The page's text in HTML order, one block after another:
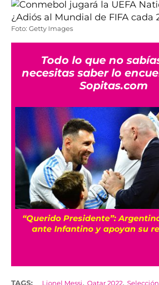
Foto: Getty Images
Todo lo que no
necesitas saber lo
Sopitas.com
“Querido Presidente”:
ante Infantino y apoyan su
TAGS: Lionel Messi,Qatar 2022,